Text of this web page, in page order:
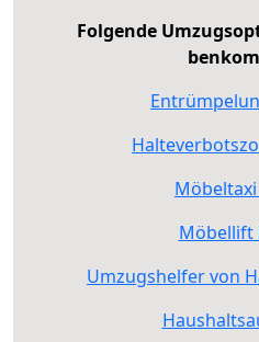
Folgende
Möbellift
Umzugshelfer von